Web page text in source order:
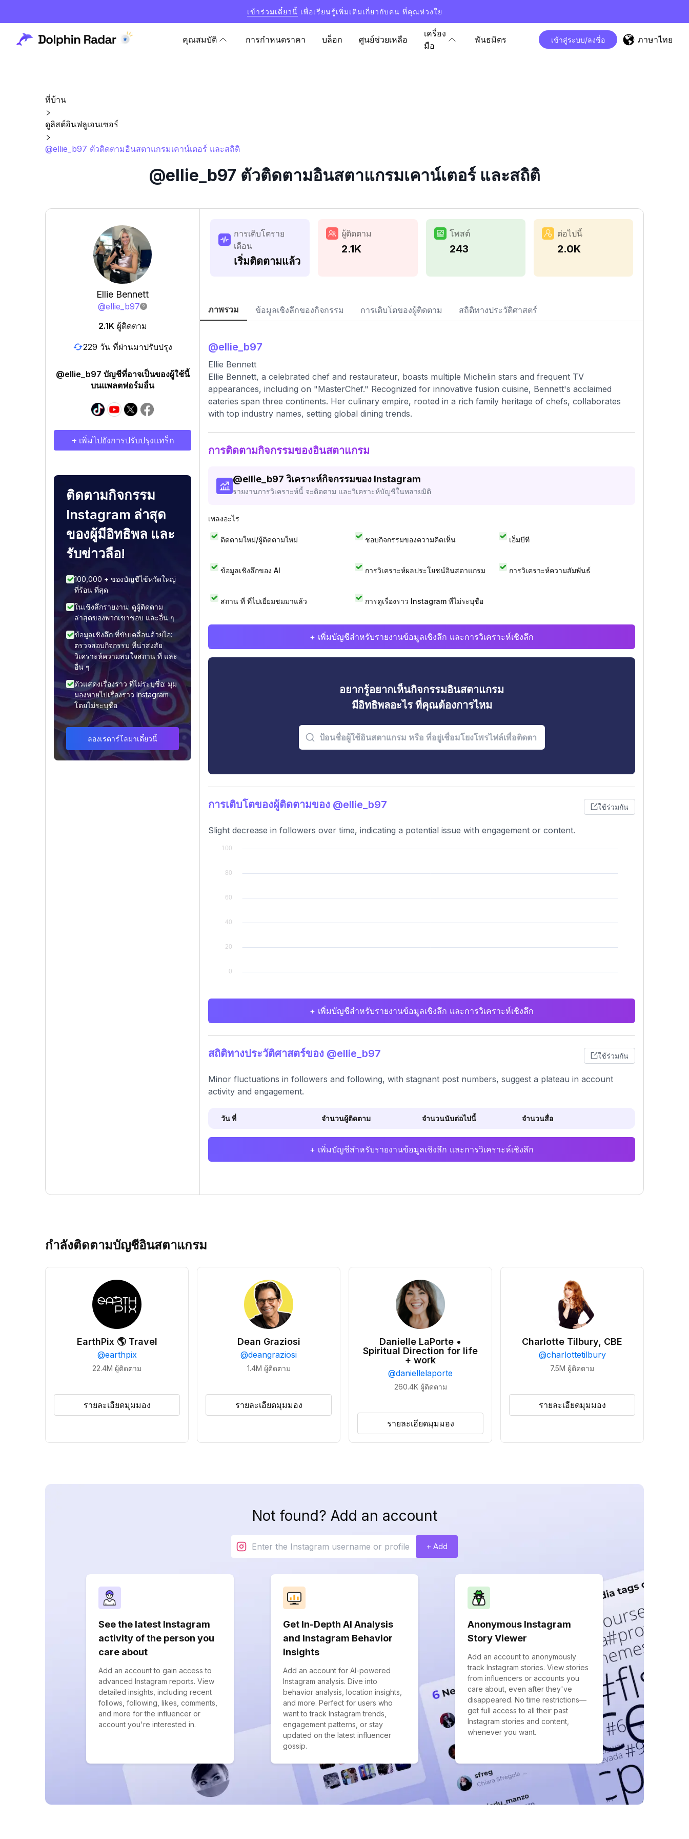
เข้าร่วมเดี๋ยวนี้ เพื่อเรียนรู้เพิ่มเติมเกี่ยวกับคน ที่คุณห่วงใย
คุณสมบัติ การกำหนดราคา บล็อก ศูนย์ช่วยเหลือ
เครื่อง
มือ
พันธมิตร เข้าสู่ระบบ/ลงชื่อ ภาษาไทย
ที่บ้าน
ดูลิสต์อินฟลูเอนเซอร์
@ellie_b97 ตัวติดตามอินสตาแกรมเคาน์เตอร์ และสถิติ
@ellie_b97 ตัวติดตามอินสตาแกรมเคาน์เตอร์ และสถิติ
Ellie Bennett
@ellie_b97
2.1K ผู้ติดตาม
229 วัน ที่ผ่านมาปรับปรุง
@ellie_b97 บัญชีที่อาจเป็นของผู้ใช้นี้
บนแพลตฟอร์มอื่น
+ เพิ่มไปยังการปรับปรุงแทร็ก
ติดตามกิจกรรม
Instagram ล่าสุด
ของผู้มีอิทธิพล และ
รับข่าวลือ!
100,000 + ของบัญชีไข้หวัดใหญ่
ที่ร้อน ที่สุด
ในเชิงลึกรายงาน: ดูผู้ติดตาม
ล่าสุดของพวกเขาชอบ และอื่น ๆ
ข้อมูลเชิงลึก ที่ขับเคลื่อนด้วยไอ:
ตรวจสอบกิจกรรม ที่น่าสงสัย
วิเคราะห์ความสนใจสถาน ที่ และ
อื่น ๆ
ตัวแสดงเรื่องราว ที่ไม่ระบุชื่อ: มุม
มองหายไปเรื่องราว Instagram
โดยไม่ระบุชื่อ
ลองเรดาร์โลมาเดี๋ยวนี้
การเติบโตราย
เดือน
เริ่มติดตามแล้ว
ผู้ติดตาม
2.1K
โพสต์
243
ต่อไปนี้
2.0K
ภาพรวม ข้อมูลเชิงลึกของกิจกรรม การเติบโตของผู้ติดตาม สถิติทางประวัติศาสตร์
@ellie_b97
Ellie Bennett
Ellie Bennett, a celebrated chef and restaurateur, boasts multiple Michelin stars and frequent TV
appearances, including on "MasterChef." Recognized for innovative fusion cuisine, Bennett's acclaimed
eateries span three continents. Her culinary empire, rooted in a rich family heritage of chefs, collaborates
with top industry names, setting global dining trends.
การติดตามกิจกรรมของอินสตาแกรม
@ellie_b97 วิเคราะห์กิจกรรมของ Instagram
รายงานการวิเคราะห์นี้ จะติดตาม และวิเคราะห์บัญชีในหลายมิติ
เพลงอะไร
ติดตามใหม่/ผู้ติดตามใหม่ ชอบกิจกรรมของความคิดเห็น เอ็มบีที
ข้อมูลเชิงลึกของ AI การวิเคราะห์ผลประโยชน์อินสตาแกรม การวิเคราะห์ความสัมพันธ์
สถาน ที่ ที่ไปเยี่ยมชมมาแล้ว การดูเรื่องราว Instagram ที่ไม่ระบุชื่อ
+ เพิ่มบัญชีสำหรับรายงานข้อมูลเชิงลึก และการวิเคราะห์เชิงลึก
อยากรู้อยากเห็นกิจกรรมอินสตาแกรม
มีอิทธิพลอะไร ที่คุณต้องการไหม
การเติบโตของผู้ติดตามของ @ellie_b97 ใช้ร่วมกัน
Slight decrease in followers over time, indicating a potential issue with engagement or content.
+ เพิ่มบัญชีสำหรับรายงานข้อมูลเชิงลึก และการวิเคราะห์เชิงลึก
สถิติทางประวัติศาสตร์ของ @ellie_b97 ใช้ร่วมกัน
Minor fluctuations in followers and following, with stagnant post numbers, suggest a plateau in account
activity and engagement.
วัน ที่ จำนวนผู้ติดตาม จำนวนนับต่อไปนี้ จำนวนสื่อ
+ เพิ่มบัญชีสำหรับรายงานข้อมูลเชิงลึก และการวิเคราะห์เชิงลึก
กำลังติดตามบัญชีอินสตาแกรม
EarthPix 🌎 Travel
@earthpix
22.4M ผู้ติดตาม
รายละเอียดมุมมอง
Dean Graziosi
@deangraziosi
1.4M ผู้ติดตาม
รายละเอียดมุมมอง
Danielle LaPorte •
Spiritual Direction for life
+ work
@daniellelaporte
260.4K ผู้ติดตาม
รายละเอียดมุมมอง
Charlotte Tilbury, CBE
@charlottetilbury
7.5M ผู้ติดตาม
รายละเอียดมุมมอง
Not found? Add an account
+ Add
See the latest Instagram
activity of the person you
care about
Add an account to gain access to
advanced Instagram reports. View
detailed insights, including recent
follows, following, likes, comments,
and more for the influencer or
account you're interested in.
Get In-Depth AI Analysis
and Instagram Behavior
Insights
Add an account for AI-powered
Instagram analysis. Dive into
behavior analysis, location insights,
and more. Perfect for users who
want to track Instagram trends,
engagement patterns, or stay
updated on the latest influencer
gossip.
Anonymous Instagram
Story Viewer
Add an account to anonymously
track Instagram stories. View stories
from influencers or accounts you
care about, even after they've
disappeared. No time restrictions—
get full access to all their past
Instagram stories and content,
whenever you want.